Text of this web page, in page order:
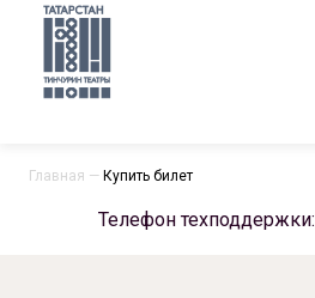
Главная — Купить билет
Телефон техподдержки: